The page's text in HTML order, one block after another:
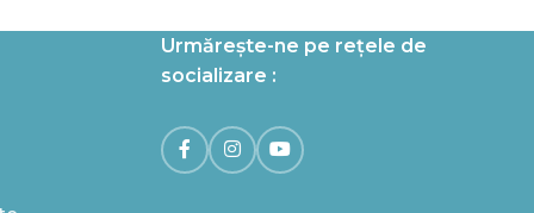
Urmărește-ne pe rețele de
socializare :